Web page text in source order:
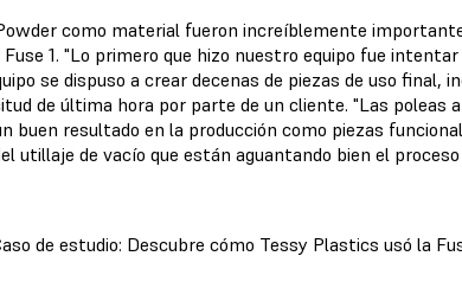
como material fueron increíblemente
1. "Lo primero que hizo nuestro equipo fue
se dispuso a crear decenas de piezas de uso final,
de última hora por parte de un cliente. "Las poleas
buen resultado en la producción como piezas
utillaje de vacío que están aguantando bien el
de estudio: Descubre cómo Tessy Plastics usó la